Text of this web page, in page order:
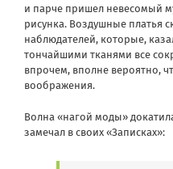
и парче пришел невесомый
рисунка. Воздушные платья
наблюдателей, которые,
тончайшими тканями все
впрочем, вполне вероятно,
воображения.
Волна «нагой моды»
замечал в своих «Записках»: